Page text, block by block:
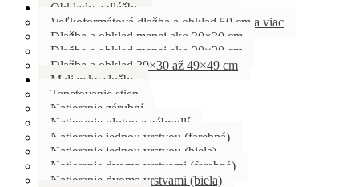
Obklady a dlážby
Veľkoformátová dlažba a obklad 50 cm a viac
Dlažba a obklad menej ako 30×30 cm
Dlažba a obklad menej ako 20×20 cm
Dlažba a obklad 30×30 až 49×49 cm
Maliarske služby
Tapetovanie stien
Natieranie zárubní
Natieranie plotov a zábradlí
Natieranie jednou vrstvou (farebná)
Natieranie jednou vrstvou (biela)
Natieranie dvoma vrstvami (farebná)
Natieranie dvoma vrstvami (biela)